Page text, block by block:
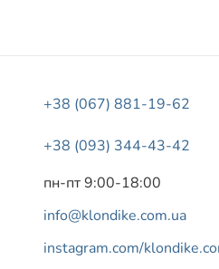
+38 (067) 881-19-62
+38 (093) 344-43-42
пн-пт 9:00-18:00
info@klondike.com.ua
instagram.com/